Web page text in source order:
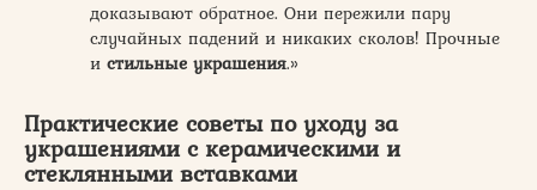
доказывают обратное. Они пережили пару
случайных падений и никаких сколов! Прочные
и стильные украшения.»
Практические советы по уходу за
украшениямис керамическими и
стекляннымивставками